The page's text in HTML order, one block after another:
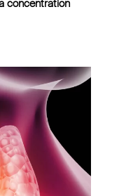
concentration